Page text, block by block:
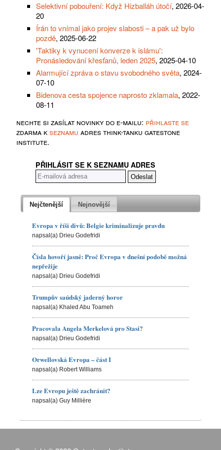
Selektivní pobouření: Když Hizballáh útočí, 2026-04-
20
Írán to vnímal jako projev slabosti – a pak už bylo
pozdě, 2025-06-22
'Taktiky k vynucení konverze k islámu':
Pronásledování křesťanů, leden 2025, 2025-04-10
Alarmující zpráva o stavu svobodného světa, 2024-
07-10
Bidenova cesta spojence naprosto zklamala, 2022-
08-11
nechte si zasílat novinky do e-mailu: přihlaste se
zdarma kseznamu adres think-tanku gatestone
institute.
PŘIHLÁSIT SE K SEZNAMU ADRES
Nejčtenější Nejnovější
Evropa v říši divů: Belgie kriminalizuje pravdu
napsal(a) Drieu Godefridi
Čísla hovoří jasně: Proč Evropa v dnešní podobě možná
nepřežije
napsal(a) Drieu Godefridi
Trumpův saúdský jaderný horor
napsal(a) Khaled Abu Toameh
Pracovala Angela Merkelová pro Stasi?
napsal(a) Drieu Godefridi
Orwellovská Evropa – část I
napsal(a) Robert Williams
Lze Evropu ještě zachránit?
napsal(a) Guy Millière